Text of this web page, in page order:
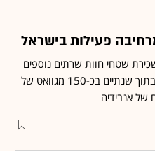
שטחי חוות שרתים נוספים
בקבוצת ענן ובמגה די סי של צחי נחמיאס • החברה צפויה להחזיק בתוך שנתיים בכ-150 מגוואט של